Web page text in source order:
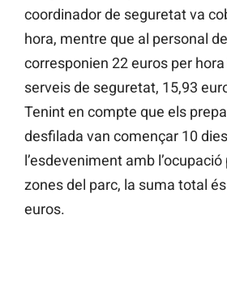
coordinador de seguretat va
hora, mentre que al personal
corresponien 22 euros per
serveis de seguretat, 15,93
Tenint en compte que els
desfilada van començar 10
l’esdeveniment amb
zones del parc, la suma total
euros.